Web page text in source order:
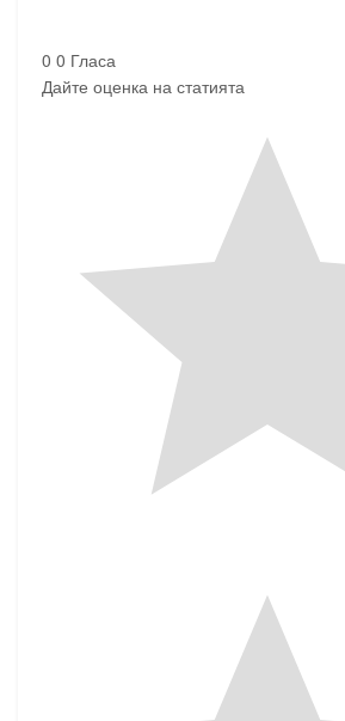
0 0 Гласа
Дайте оценка на статията